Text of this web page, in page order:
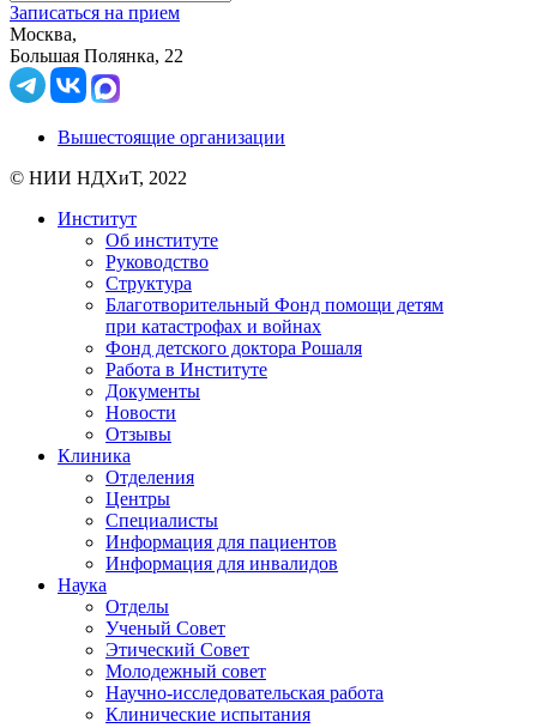
Записаться на прием
Москва,
Большая Полянка, 22
Вышестоящие организации
© НИИ НДХиТ, 2022
Институт
Об институте
Руководство
Структура
Благотворительный Фонд помощи детям
при катастрофах и войнах
Фонд детского доктора Рошаля
Работа в Институте
Документы
Новости
Отзывы
Клиника
Отделения
Центры
Специалисты
Информация для пациентов
Информация для инвалидов
Наука
Отделы
Ученый Совет
Этический Совет
Молодежный совет
Научно-исследовательская работа
Клинические испытания